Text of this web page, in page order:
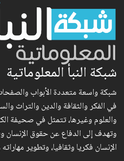
شبكة النبأ المعلوماتية
شبكة واسعة متعددة الأبواب
في الفكر والثقافة والدين والتراث
والعلوم وغيرها، تتمثل في صحيفة
وتهدف إلى الدفاع عن حقوق الإنسان
الإنسان فكريا وثقافيا، وتطوير مهاراته